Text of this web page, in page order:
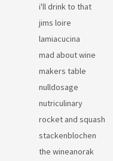
i'll drink to that
jims loire
lamiacucina
mad about wine
makers table
nulldosage
nutriculinary
rocket and squash
stackenblochen
the wineanorak